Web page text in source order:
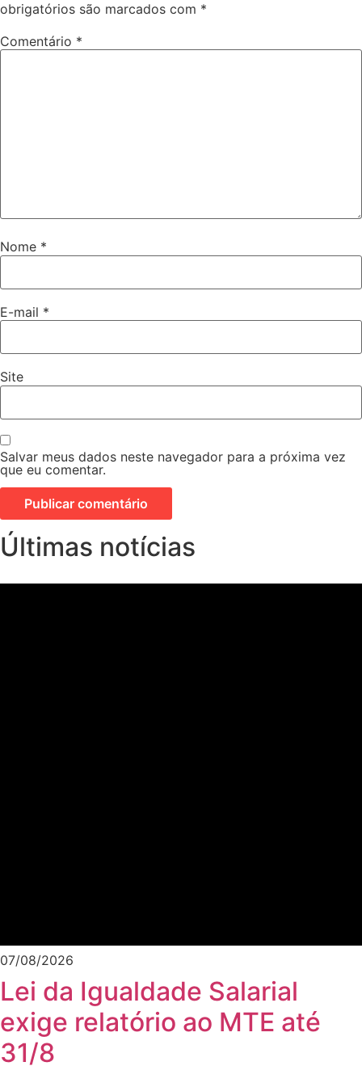
obrigatórios são marcados com *
Comentário *
Nome *
E-mail *
Site
Salvar meus dados neste navegador para a próxima vez
que eu comentar.
Últimas notícias
07/08/2026
Lei da Igualdade Salarial
exige relatório ao MTE até
31/8